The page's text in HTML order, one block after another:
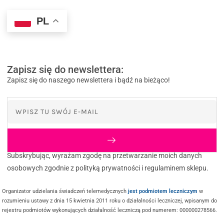
PL
Zapisz się do newslettera:
Zapisz się do naszego newslettera i bądź na bieżąco!
Subskrybując, wyrażam zgodę na przetwarzanie moich danych
osobowych zgodnie z polityką prywatności i regulaminem sklepu.
Organizator udzielania świadczeń telemedycznychjest podmiotem leczniczym w
rozumieniu ustawy z dnia 15 kwietnia 2011 roku o działalności leczniczej, wpisanym do
rejestru podmiotów wykonujących działalność leczniczą pod numerem: 000000278566.